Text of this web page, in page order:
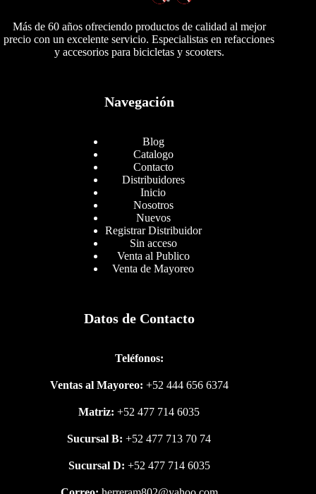
Más de 60 años ofreciendo productos de calidad al mejor
precio con un excelente servicio. Especialistas en refacciones
y accesorios para bicicletas y scooters.
Navegación
Blog
Catalogo
Contacto
Distribuidores
Inicio
Nosotros
Nuevos
Registrar Distribuidor
Sin acceso
Venta al Publico
Venta de Mayoreo
Datos de Contacto
Teléfonos:
Ventas al Mayoreo: +52 444 656 6374
Matriz: +52 477 714 6035
Sucursal B:+52 477 713 70 74
Sucursal D: +52 477 714 6035